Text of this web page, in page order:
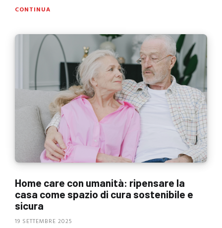
CONTINUA
Home care con umanità: ripensare la
casa come spazio di cura sostenibile e
sicura
19 SETTEMBRE 2025